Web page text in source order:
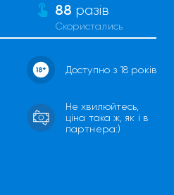
88 разів
Скористались
Доступно з 18 років
Не хвилюйтесь,
ціна така ж, як і в
партнера:)